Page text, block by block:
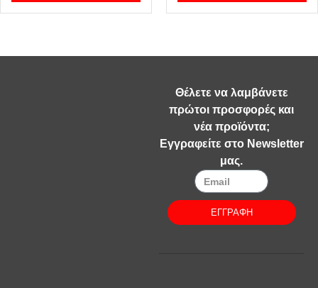
Θέλετε να λαμβάνετε
πρώτοι προσφορές και
νέα προϊόντα;
Εγγραφείτε στο Newsletter
μας.
ΕΓΓΡΑΦΗ